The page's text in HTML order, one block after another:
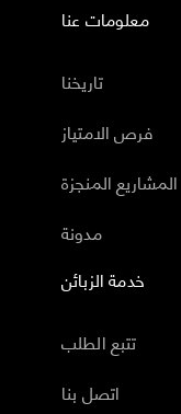
معلومات عنا
تاريخنا
فرص الامتياز
المشاريع المنجزة
مدونة
خدمة الزبائن
تتبع الطلب
اتصل بنا